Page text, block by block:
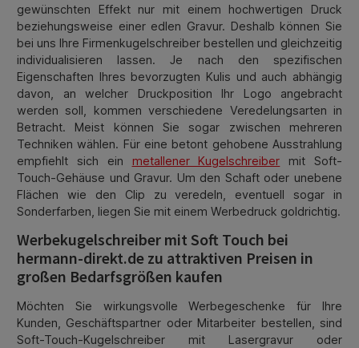
gewünschten Effekt nur mit einem hochwertigen Druck
beziehungsweise einer edlen Gravur. Deshalb können Sie
bei uns Ihre Firmenkugelschreiber bestellen und gleichzeitig
individualisieren lassen. Je nach den spezifischen
Eigenschaften Ihres bevorzugten Kulis und auch abhängig
davon, an welcher Druckposition Ihr Logo angebracht
werden soll, kommen verschiedene Veredelungsarten in
Betracht. Meist können Sie sogar zwischen mehreren
Techniken wählen. Für eine betont gehobene Ausstrahlung
empfiehlt sich ein metallener Kugelschreiber mit Soft-
Touch-Gehäuse und Gravur. Um den Schaft oder unebene
Flächen wie den Clip zu veredeln, eventuell sogar in
Sonderfarben, liegen Sie mit einem Werbedruck goldrichtig.
Werbekugelschreiber mit Soft Touch bei
hermann-direkt.de zu attraktiven Preisen in
großen Bedarfsgrößen kaufen
Möchten Sie wirkungsvolle Werbegeschenke für Ihre
Kunden, Geschäftspartner oder Mitarbeiter bestellen, sind
Soft-Touch-Kugelschreiber mit Lasergravur oder